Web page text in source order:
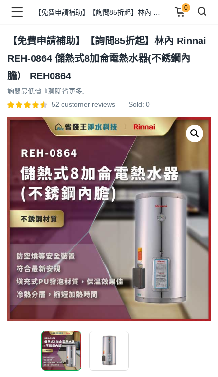
)
)
0
【免費申請補助】【詢問85折起】林內 Rinnai
REH-0864 儲熱式8加侖電熱水器(不銹鋼內
膽） REH0864
詢問最低價『聊聊省更多』
52 customer reviews Sold: 0